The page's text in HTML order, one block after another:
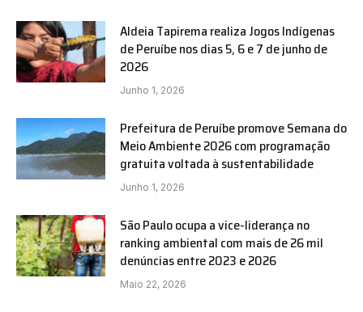
Aldeia Tapirema realiza Jogos Indígenas
de Peruíbe nos dias 5, 6 e 7 de junho de
2026
Junho 1, 2026
Prefeitura de Peruíbe promove Semana do
Meio Ambiente 2026 com programação
gratuita voltada à sustentabilidade
Junho 1, 2026
São Paulo ocupa a vice-liderança no
ranking ambiental com mais de 26 mil
denúncias entre 2023 e 2026
Maio 22, 2026